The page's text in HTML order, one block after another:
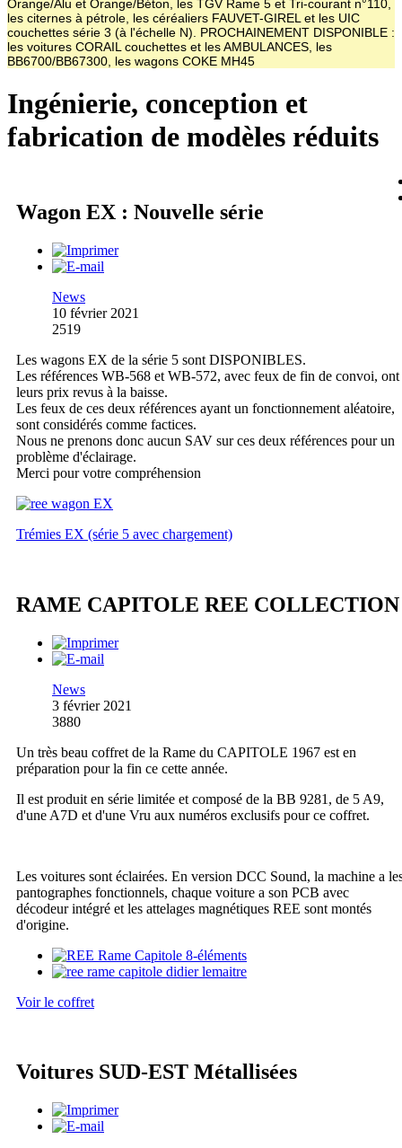
Orange/Alu et Orange/Béton, les TGV Rame 5 et Tri-courant n°110,
les citernes à pétrole, les céréaliers FAUVET-GIREL et les UIC
couchettes série 3 (à l'échelle N). PROCHAINEMENT DISPONIBLE :
les voitures CORAIL couchettes et les AMBULANCES, les
BB6700/BB67300, les wagons COKE MH45
Ingénierie, conception et
fabrication de modèles réduits
Wagon EX : Nouvelle série
News
10 février 2021
2519
Les wagons EX de la série 5 sont DISPONIBLES.
Les références WB-568 et WB-572, avec feux de fin de convoi, ont
leurs prix revus à la baisse.
Les feux de ces deux références ayant un fonctionnement aléatoire,
sont considérés comme factices.
Nous ne prenons donc aucun SAV sur ces deux références pour un
problème d'éclairage.
Merci pour votre compréhension
Trémies EX (série 5 avec chargement)
RAME CAPITOLE REE COLLECTION
News
3 février 2021
3880
Un très beau coffret de la Rame du CAPITOLE 1967 est en
préparation pour la fin ce cette année.
Il est produit en série limitée et composé de la BB 9281, de 5 A9,
d'une A7D et d'une Vru aux numéros exclusifs pour ce coffret.
Les voitures sont éclairées. En version DCC Sound, la machine a
pantographes fonctionnels, chaque voiture a son PCB avec
décodeur intégré et les attelages magnétiques REE sont montés
d'origine.
Voir le coffret
Voitures SUD-EST Métallisées